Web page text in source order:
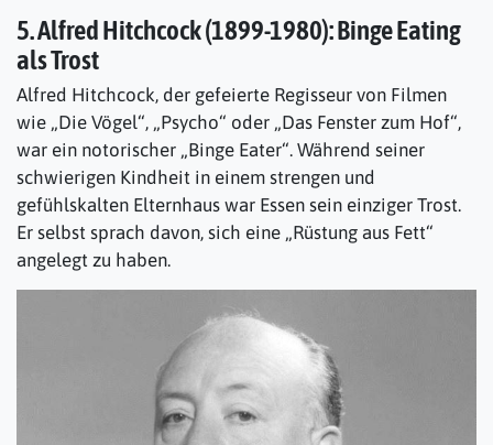
5. Alfred Hitchcock (1899-1980): Binge Eating
als Trost
Alfred Hitchcock, der gefeierte Regisseur von Filmen
wie „Die Vögel“, „Psycho“ oder „Das Fenster zum Hof“,
war ein notorischer „Binge Eater“. Während seiner
schwierigen Kindheit in einem strengen und
gefühlskalten Elternhaus war Essen sein einziger Trost.
Er selbst sprach davon, sich eine „Rüstung aus Fett“
angelegt zu haben.